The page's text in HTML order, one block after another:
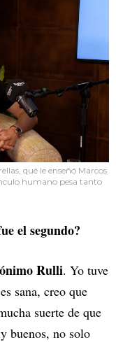
qué le enseñó Marcos
humano pesa tanto
el segundo?
Rulli. Yo tuve
sana, creo que
suerte de que
buenos, no solo